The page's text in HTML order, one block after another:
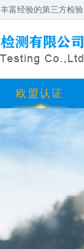
富经验的第三方检
欧盟认证